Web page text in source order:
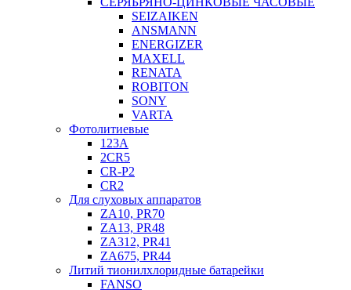
SEIZAIKEN
ANSMANN
ENERGIZER
MAXELL
RENATA
ROBITON
SONY
VARTA
Фотолитиевые
123A
2CR5
CR-P2
CR2
Для слуховых аппаратов
ZA10, PR70
ZA13, PR48
ZA312, PR41
ZA675, PR44
Литий тионилхлоридные батарейки
FANSO